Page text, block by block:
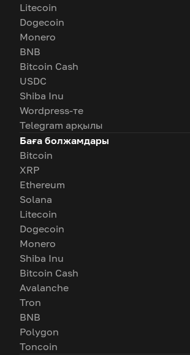
Litecoin
Dogecoin
Monero
BNB
Bitcoin Cash
USDC
Shiba Inu
Wordpress-те
Telegram арқылы
Баға болжамдары
Bitcoin
XRP
Ethereum
Solana
Litecoin
Dogecoin
Monero
Shiba Inu
Bitcoin Cash
Avalanche
Tron
BNB
Polygon
Toncoin